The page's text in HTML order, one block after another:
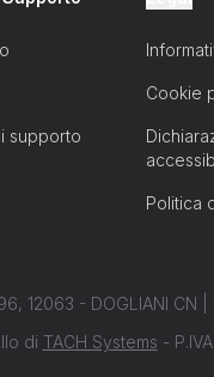
supporto
Cookie
Politica
12063 - DOGLIANI CN |
di TACH Systems -